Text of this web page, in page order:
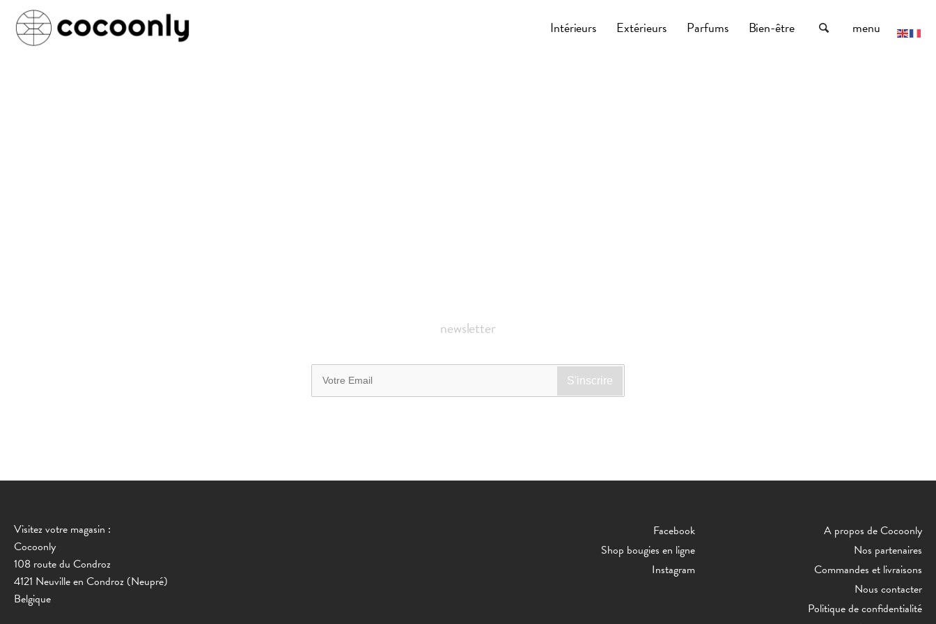
Intérieurs Extérieurs Parfums Bien-être menu
newsletter
Visitez votre magasin :
Cocoonly
108 route du Condroz
4121 Neuville en Condroz (Neupré)
Belgique
Facebook
Shop bougies en ligne
Instagram
A propos de Cocoonly
Nos partenaires
Commandes et livraisons
Nous contacter
Politique de confidentialité